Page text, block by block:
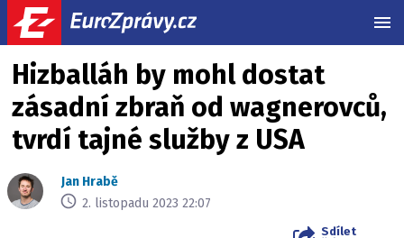
Hizballáh by mohl dostat
zásadní zbraň od wagnerovců,
tvrdí tajné služby z USA
Jan Hrabě
2. listopadu 2023 22:07
Sdílet